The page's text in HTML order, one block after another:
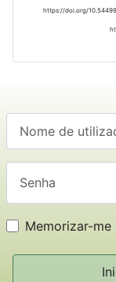
https://doi.org/
Memorizar-me